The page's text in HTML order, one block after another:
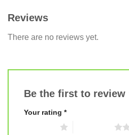
Reviews
There are no reviews yet.
Be the first to review
Your rating *